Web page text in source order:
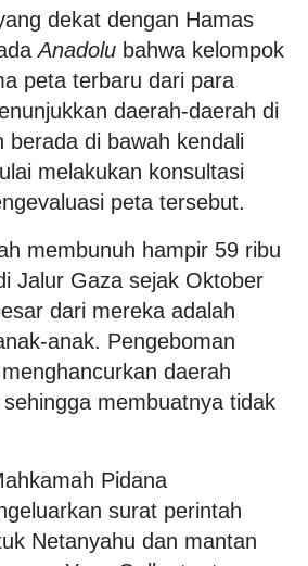
dekat dengan Hamas
Anadolu bahwa kelompok
peta terbaru dari para
daerah-daerah di
berada di bawah kendali
melakukan konsultasi
peta tersebut.
membunuh hampir 59 ribu
Jalur Gaza sejak Oktober
dari mereka adalah
anak. Pengeboman
daerah
membuatnya tidak
Pidana
surat perintah
Netanyahu dan mantan